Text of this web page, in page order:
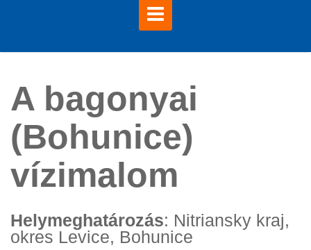
A bagonyai (Bohunice) vízimalom
A bagonyai
(Bohunice)
vízimalom
Helymeghatározás: Nitriansky kraj,
okres Levice, Bohunice